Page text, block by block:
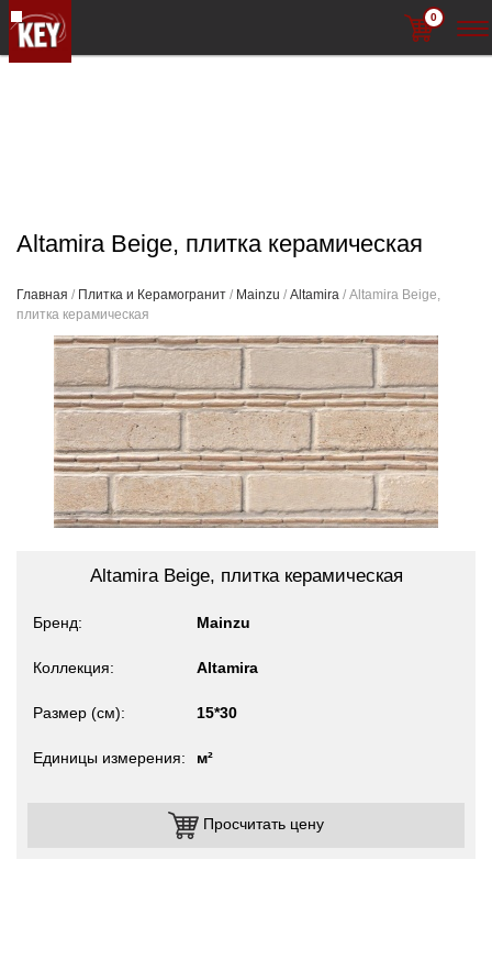
0
Altamira Beige, плитка керамическая
Главная / Плитка и Керамогранит / Mainzu / Altamira / Altamira Beige,
плитка керамическая
Altamira Beige, плитка керамическая
Бренд Mainzu
Коллекция Altamira
Размер (см) 15*30
Единицы измерения м²
Просчитать цену